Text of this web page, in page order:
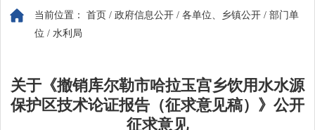
当前位置： 首页 / 政府信息公开 / 各单位、乡镇公开 / 部门单
位 / 水利局
关于《撤销库尔勒市哈拉玉宫乡饮用水水源
保护区技术论证报告（征求意见稿）》公开
征求意见